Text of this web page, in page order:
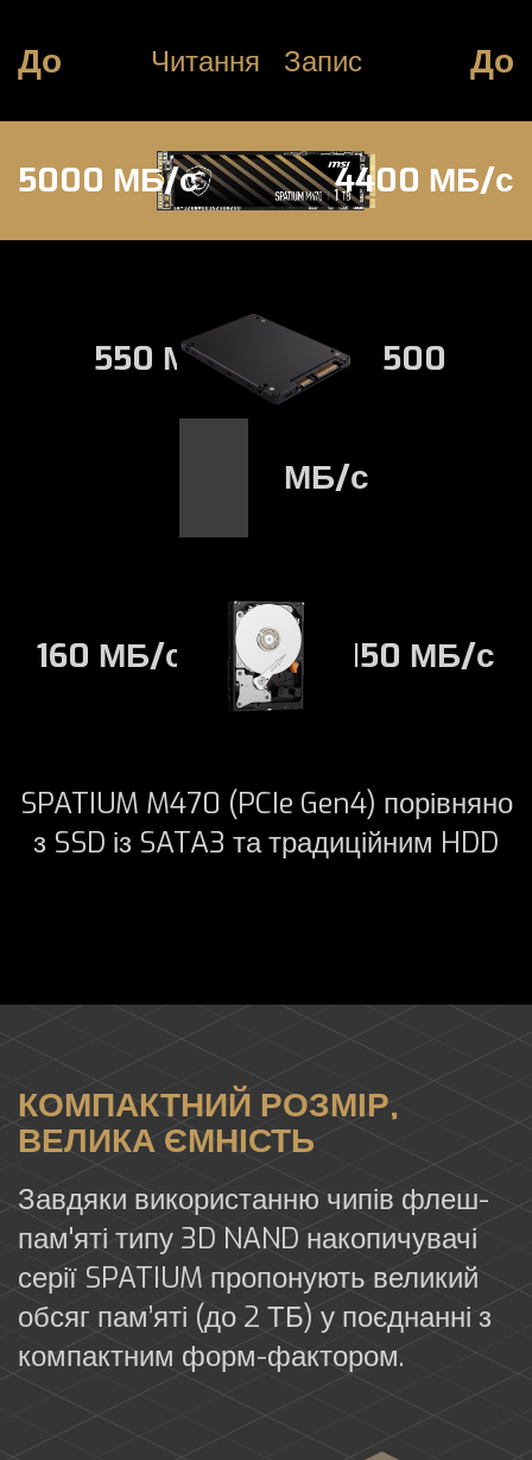
До Читання Запис До
5000 МБ/с 4400 МБ/с
550 МБ/с 500
МБ/с
160 МБ/с 150 МБ/с
SPATIUM M470 (PCIe Gen4) порівняно
з SSD із SATA3 та традиційним HDD
КОМПАКТНИЙ РОЗМІР,
ВЕЛИКА ЄМНІСТЬ
Завдяки використанню чипів флеш-
пам'яті типу 3D NAND накопичувачі
серії SPATIUM пропонують великий
обсяг пам’яті (до 2 ТБ) у поєднанні з
компактним форм-фактором.